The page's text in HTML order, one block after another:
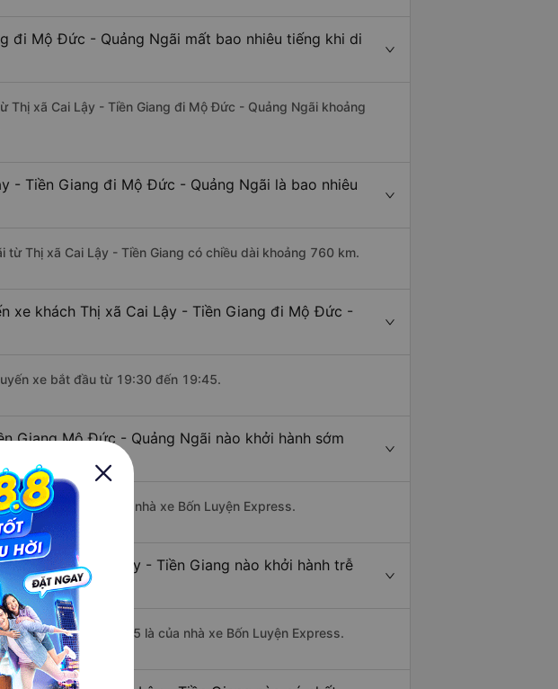
đi Mộ Đức - Quảng Ngãi mất bao nhiêu tiếng khi di
Thị xã Cai Lậy - Tiền Giang đi Mộ Đức - Quảng Ngãi khoảng
- Tiền Giang đi Mộ Đức - Quảng Ngãi là bao nhiêu
Thị xã Cai Lậy - Tiền Giang có chiều dài khoảng 760 km.
xe khách Thị xã Cai Lậy - Tiền Giang đi Mộ Đức -
xe bắt đầu từ 19:30 đến 19:45.
Giang Mộ Đức - Quảng Ngãi nào khởi hành sớm
vào lúc 19:30 là của nhà xe Bốn Luyện Express.
từ Thị xã Cai Lậy - Tiền Giang nào khởi hành trễ
nhất là vào lúc 19:45 là của nhà xe Bốn Luyện Express.